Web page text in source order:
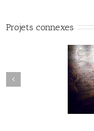
Projets connexes
sur les musées